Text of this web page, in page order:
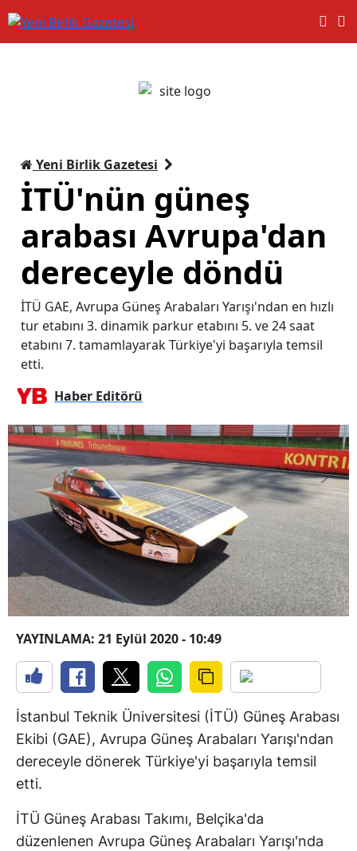
Yeni Birlik Gazetesi
İTÜ'nün güneş
arabası Avrupa'dan
dereceyle döndü
İTÜ GAE, Avrupa Güneş Arabaları Yarışı'ndan en hızlı
tur etabını 3. dinamik parkur etabını 5. ve 24 saat
etabını 7. tamamlayarak Türkiye'yi başarıyla temsil
etti.
Haber Editörü
YAYINLAMA: 21 Eylül 2020 - 10:49
İstanbul Teknik Üniversitesi (İTÜ) Güneş Arabası
Ekibi (GAE), Avrupa Güneş Arabaları Yarışı'ndan
dereceyle dönerek Türkiye'yi başarıyla temsil
etti.
İTÜ Güneş Arabası Takımı, Belçika'da
düzenlenen Avrupa Güneş Arabaları Yarışı'nda